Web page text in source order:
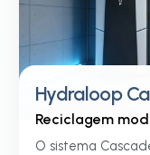
Hydraloop
Reciclagem
O sistema